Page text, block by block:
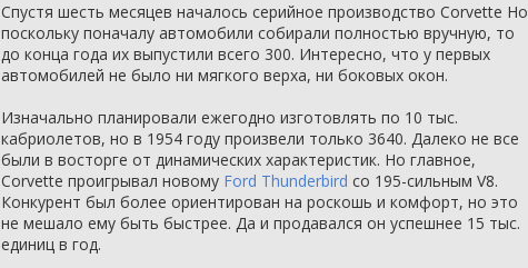
Спустя шесть месяцев началось серийное производство Corvette Но
поскольку поначалу автомобили собирали полностью вручную, то
до конца года их выпустили всего 300. Интересно, что у первых
автомобилей не было ни мягкого верха, ни боковых окон.
Изначально планировали ежегодно изготовлять по 10 тыс.
кабриолетов, но в 1954 году произвели только 3640. Далеко не все
были в восторге от динамических характеристик. Но главное,
Corvette проигрывал новому Ford Thunderbird со 195-сильным V8.
Конкурент был более ориентирован на роскошь и комфорт, но это
не мешало ему быть быстрее. Да и продавался он успешнее 15 тыс.
единиц в год.